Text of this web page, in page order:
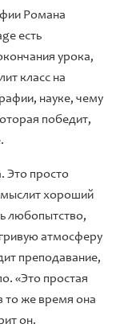
Романа
есть
урока,
класс на
науке, чему
победит,
Это просто
мыслит хороший
любопытство,
атмосферу
преподавание,
«Это простая
то же время она
он.